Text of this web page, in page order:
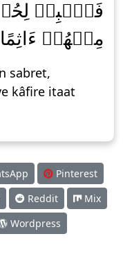
فَٱصۡبِرۡ
مِنۡهُمۡ ءَاثِمًا
sabret,
kâfire itaat
Pinterest
Reddit
Mix
Wordpress